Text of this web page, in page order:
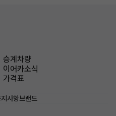
승계차량
이어카소식
가격표
사항브랜드